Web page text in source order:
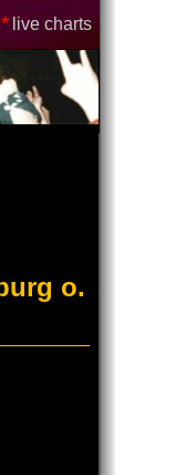
live charts
o.